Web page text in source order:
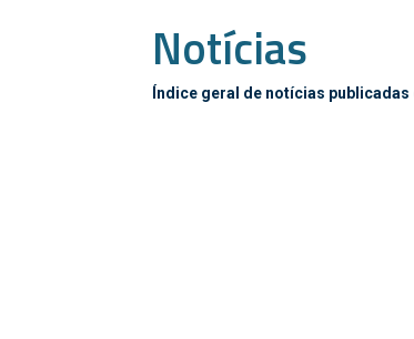
Notícias
Índice geral de notícias